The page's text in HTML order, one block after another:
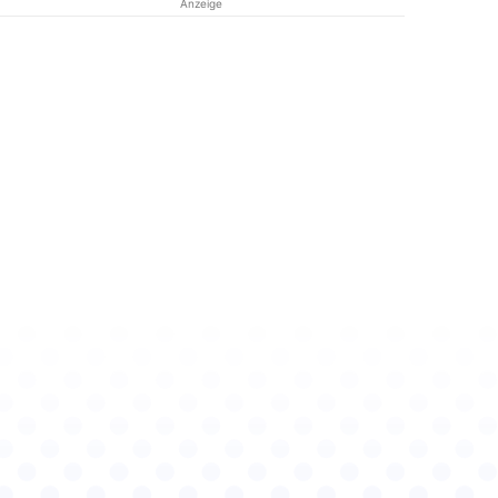
Anzeige